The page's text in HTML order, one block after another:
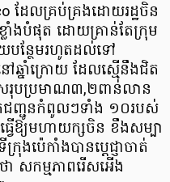
ដែលគ្រប់គ្រងដោយរដ្ឋចិន
ងបំផុត ដោយគ្រាន់តែក្រុម
ន្ថែមរហូតដល់ទៅ
ៅឆ្នាំក្រោយ ដែលស្មើនឹងជិត
សរុបប្រមាណ៣,២ពាន់លាន
ជញ្ជូនកំពូលៗទាំង ១០របស់
ើឱ្យមហាយក្សចិន ខឹងសម្បា
ងប៉េកាំងបានប្ដេជ្ញាចាត់
សកម្មភាពរើសអើង